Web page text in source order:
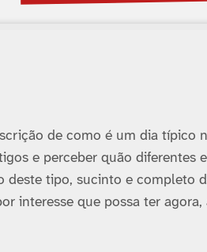
de como é um dia tí­pico
e perceber quão diferentes
deste tipo, sucinto e completo
interesse que possa ter agora,